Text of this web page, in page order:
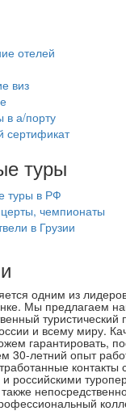
отелей
виз
в а/порту
сертификат
туры
туры в РФ
чемпионаты
в Грузии
одним из
Мы предлагаем
туристический
и всему миру.
гарантировать,
30-летний опыт
контакты
российскими